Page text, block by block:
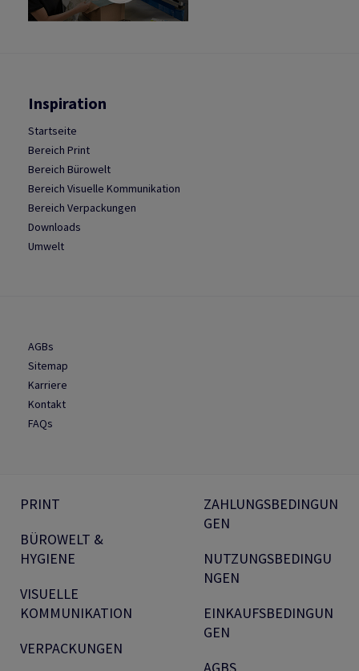
Inspiration
Startseite
Bereich Print
Bereich Bürowelt
Bereich Visuelle Kommunikation
Bereich Verpackungen
Downloads
Umwelt
AGBs
Sitemap
Karriere
Kontakt
FAQs
PRINT
BÜROWELT &
HYGIENE
VISUELLE
KOMMUNIKATION
VERPACKUNGEN
ZAHLUNGSBEDINGUN
GEN
NUTZUNGSBEDINGU
NGEN
EINKAUFSBEDINGUN
GEN